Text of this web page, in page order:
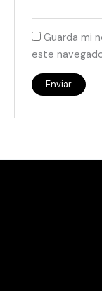
Guarda mi
este